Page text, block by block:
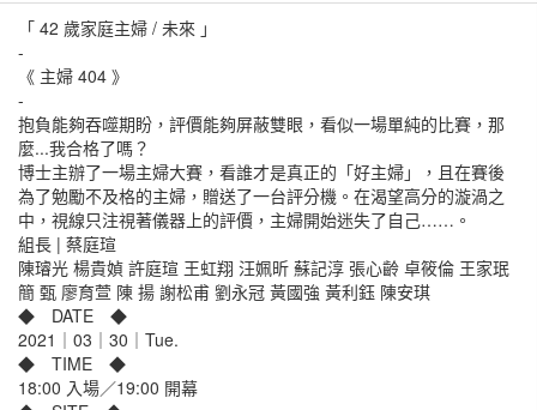
「 42 歲家庭主婦 / 未來 」
-
《 主婦 404 》
-
抱負能夠吞噬期盼，評價能夠屏蔽雙眼，看似一場單純的比賽，那
麼...我合格了嗎？
博士主辦了一場主婦大賽，看誰才是真正的「好主婦」，且在賽後
為了勉勵不及格的主婦，贈送了一台評分機。在渴望高分的漩渦之
中，視線只注視著儀器上的評價，主婦開始迷失了自己……。
組長 | 蔡庭瑄
陳璿光 楊貴媜 許庭瑄 王虹翔 汪姵昕 蘇記淳 張心齡 卓筱倫 王家珉
簡 甄 廖育萱 陳 揚 謝松甫 劉永冠 黃國強 黃利鈺 陳安琪
◆ DATE ◆
2021｜03｜30｜Tue.
◆ TIME ◆
18:00 入場／19:00 開幕